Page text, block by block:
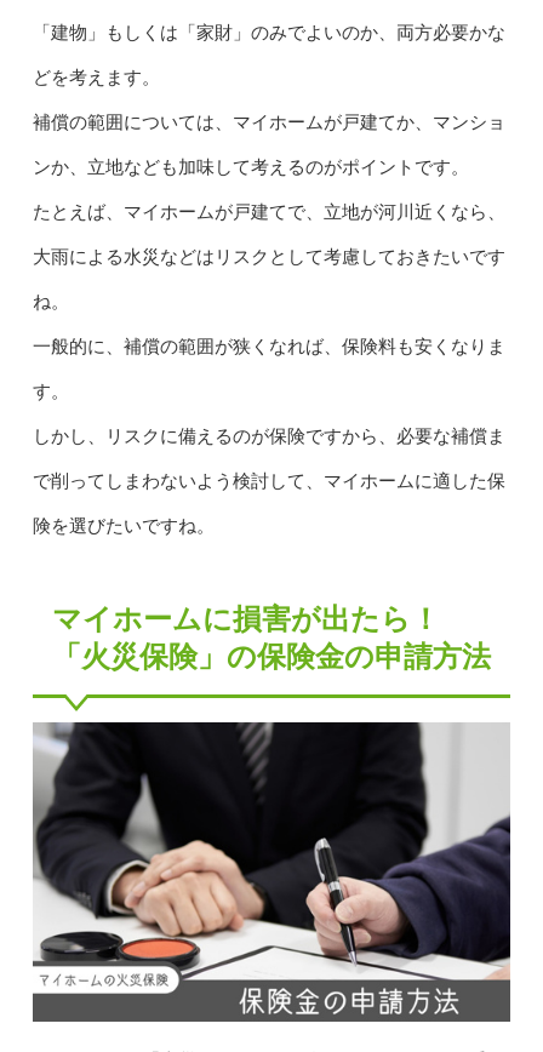
「建物」もしくは「家財」のみでよいのか、両方必要かな
どを考えます。
補償の範囲については、マイホームが戸建てか、マンショ
ンか、立地なども加味して考えるのがポイントです。
たとえば、マイホームが戸建てで、立地が河川近くなら、
大雨による水災などはリスクとして考慮しておきたいです
ね。
一般的に、補償の範囲が狭くなれば、保険料も安くなりま
す。
しかし、リスクに備えるのが保険ですから、必要な補償ま
で削ってしまわないよう検討して、マイホームに適した保
険を選びたいですね。
マイホームに損害が出たら！
「火災保険」の保険金の申請方法